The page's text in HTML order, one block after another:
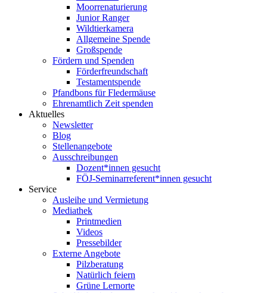
Moorrenaturierung
Junior Ranger
Wildtierkamera
Allgemeine Spende
Großspende
Fördern und Spenden
Förderfreundschaft
Testamentspende
Pfandbons für Fledermäuse
Ehrenamtlich Zeit spenden
Aktuelles
Newsletter
Blog
Stellenangebote
Ausschreibungen
Dozent*innen gesucht
FÖJ-Seminarreferent*innen gesucht
Service
Ausleihe und Vermietung
Mediathek
Printmedien
Videos
Pressebilder
Externe Angebote
Pilzberatung
Natürlich feiern
Grüne Lernorte